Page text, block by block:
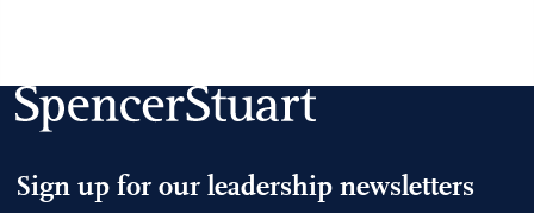
Sign up for our leadership newsletters